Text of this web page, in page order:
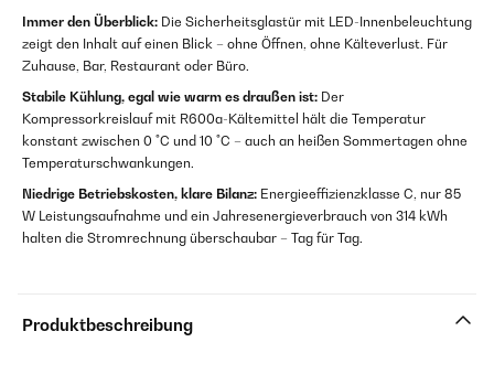
Immer den Überblick: Die Sicherheitsglastür mit LED-Innenbeleuchtung
zeigt den Inhalt auf einen Blick – ohne Öffnen, ohne Kälteverlust. Für
Zuhause, Bar, Restaurant oder Büro.
Stabile Kühlung, egal wie warm es draußen ist: Der
Kompressorkreislauf mit R600a-Kältemittel hält die Temperatur
konstant zwischen 0 °C und 10 °C – auch an heißen Sommertagen ohne
Temperaturschwankungen.
Niedrige Betriebskosten, klare Bilanz: Energieeffizienzklasse C, nur 85
W Leistungsaufnahme und ein Jahresenergieverbrauch von 314 kWh
halten die Stromrechnung überschaubar – Tag für Tag.
Produktbeschreibung